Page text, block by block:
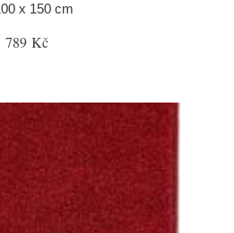
x 150 cm
789 Kč